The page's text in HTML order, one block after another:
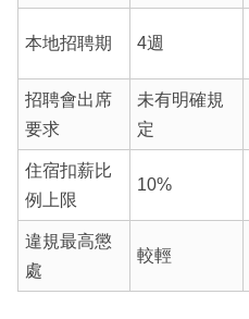
本地招聘期 4週
招聘會出席
要求
未有明確規
定
住宿扣薪比
例上限
10%
違規最高懲
處
較輕